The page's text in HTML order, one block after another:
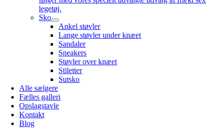
legetøj.
Sko
Ankel støvler
Lange støvler under knæet
Sandaler
Sneakers
Støvler over knæet
Stiletter
Sutsko
Alle sælgere
Fælles galleri
Opslagstavle
Kontakt
Blog